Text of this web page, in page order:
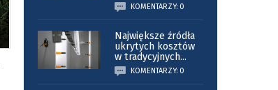
KOMENTARZY: 0
Największe źródła
ukrytych kosztów
w tradycyjnych...
KOMENTARZY: 0